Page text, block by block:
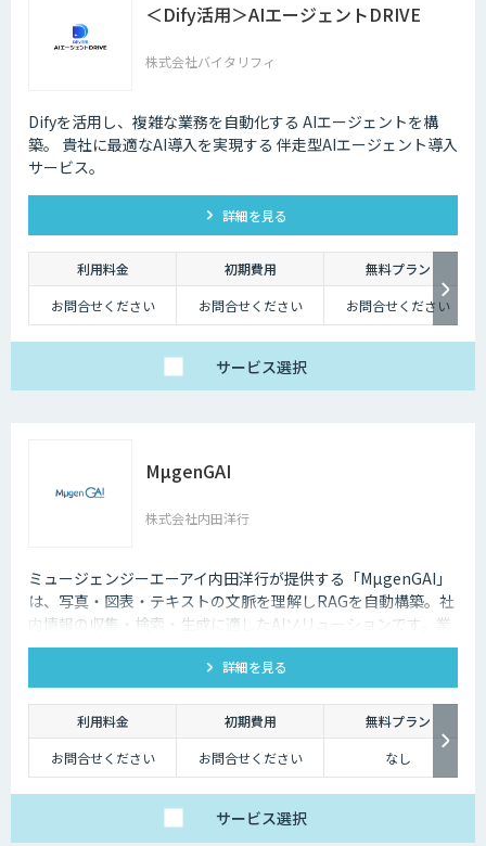
＜Dify活用＞AIエージェントDRIVE
株式会社バイタリフィ
Difyを活用し、複雑な業務を自動化する AIエージェントを構
築。 貴社に最適なAI導入を実現する 伴走型AIエージェント導入
サービス。
詳細を見る
利用料金 初期費用
無料プラン
お問合せください
お問合せください お問合せください
サービス選択
MµgenGAI
株式会社内田洋行
ミュージェンジーエーアイ内田洋行が提供する「MµgenGAI」
は、写真・図表・テキストの文脈を理解しRAGを自動構築。社
内情報の収集・検索・生成に適したAIソリューションです。業
種を問わず業務効率とナレッジ活用を支援します。
詳細を見る
利用料金 初期費用
無料プラン
お問合せください
お問合せください なし
サービス選択